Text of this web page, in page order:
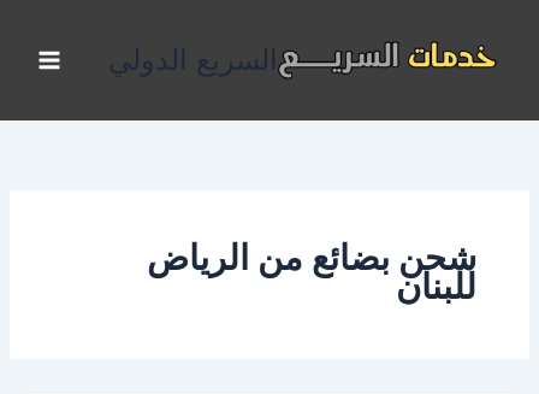
المحتوى
السريع الدولي
شحن بضائع من الرياض
للبنان